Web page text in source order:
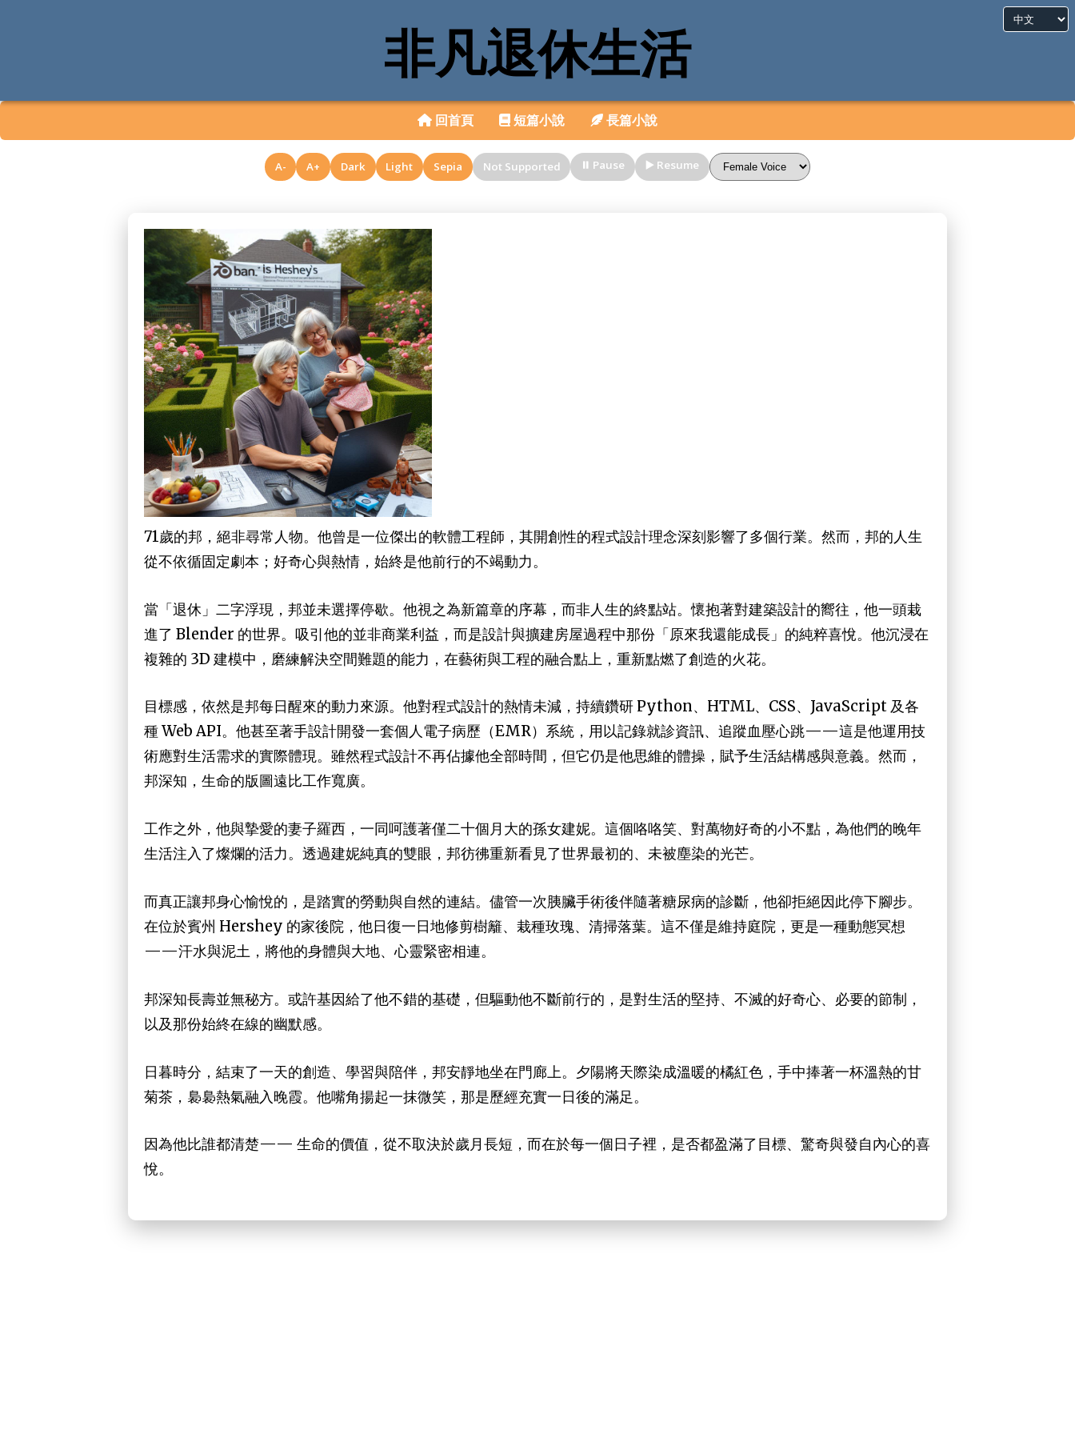
非凡退休生活
回首頁 短篇小說 長篇小說
A- A+ Dark Light Sepia Not Supported ⏸️ Pause ▶️ Resume
71歲的邦，絕非尋常人物。他曾是一位傑出的軟體工程師，其開創性的程式設計理念深刻影響了多個行業。然而，邦的人生
從不依循固定劇本；好奇心與熱情，始終是他前行的不竭動力。
當「退休」二字浮現，邦並未選擇停歇。他視之為新篇章的序幕，而非人生的終點站。懷抱著對建築設計的嚮往，他一頭栽
進了 Blender 的世界。吸引他的並非商業利益，而是設計與擴建房屋過程中那份「原來我還能成長」的純粹喜悅。他沉浸在
複雜的 3D 建模中，磨練解決空間難題的能力，在藝術與工程的融合點上，重新點燃了創造的火花。
目標感，依然是邦每日醒來的動力來源。他對程式設計的熱情未減，持續鑽研 Python、HTML、CSS、JavaScript 及各
種 Web API。他甚至著手設計開發一套個人電子病歷（EMR）系統，用以記錄就診資訊、追蹤血壓心跳——這是他運用技
術應對生活需求的實際體現。雖然程式設計不再佔據他全部時間，但它仍是他思維的體操，賦予生活結構感與意義。然而，
邦深知，生命的版圖遠比工作寬廣。
工作之外，他與摯愛的妻子羅西，一同呵護著僅二十個月大的孫女建妮。這個咯咯笑、對萬物好奇的小不點，為他們的晚年
生活注入了燦爛的活力。透過建妮純真的雙眼，邦彷彿重新看見了世界最初的、未被塵染的光芒。
而真正讓邦身心愉悅的，是踏實的勞動與自然的連結。儘管一次胰臟手術後伴隨著糖尿病的診斷，他卻拒絕因此停下腳步。
在位於賓州 Hershey 的家後院，他日復一日地修剪樹籬、栽種玫瑰、清掃落葉。這不僅是維持庭院，更是一種動態冥想
——汗水與泥土，將他的身體與大地、心靈緊密相連。
邦深知長壽並無秘方。或許基因給了他不錯的基礎，但驅動他不斷前行的，是對生活的堅持、不滅的好奇心、必要的節制，
以及那份始終在線的幽默感。
日暮時分，結束了一天的創造、學習與陪伴，邦安靜地坐在門廊上。夕陽將天際染成溫暖的橘紅色，手中捧著一杯溫熱的甘
菊茶，裊裊熱氣融入晚霞。他嘴角揚起一抹微笑，那是歷經充實一日後的滿足。
因為他比誰都清楚—— 生命的價值，從不取決於歲月長短，而在於每一個日子裡，是否都盈滿了目標、驚奇與發自內心的喜
悅。